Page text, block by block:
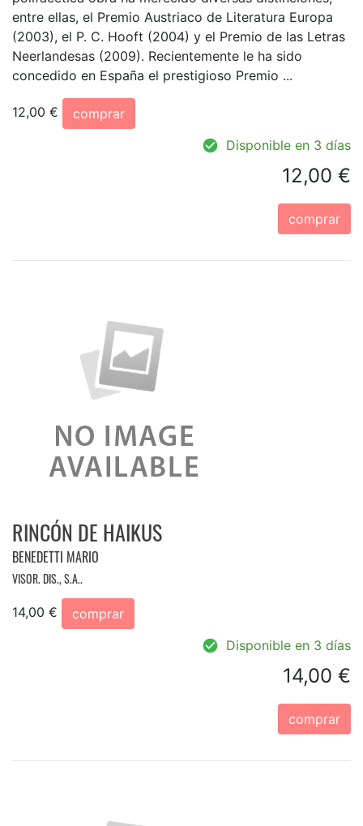
entre ellas, el Premio Austriaco de Literatura Europa
(2003), el P. C. Hooft (2004) y el Premio de las Letras
Neerlandesas (2009). Recientemente le ha sido
concedido en España el prestigioso Premio ...
12,00 €
comprar
Disponible en 3 días
12,00 €
comprar
RINCÓN DE HAIKUS
BENEDETTI MARIO
VISOR. DIS., S.A..
14,00 €
comprar
Disponible en 3 días
14,00 €
comprar